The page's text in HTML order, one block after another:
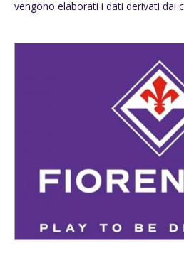
vengono elaborati i dati derivati dai